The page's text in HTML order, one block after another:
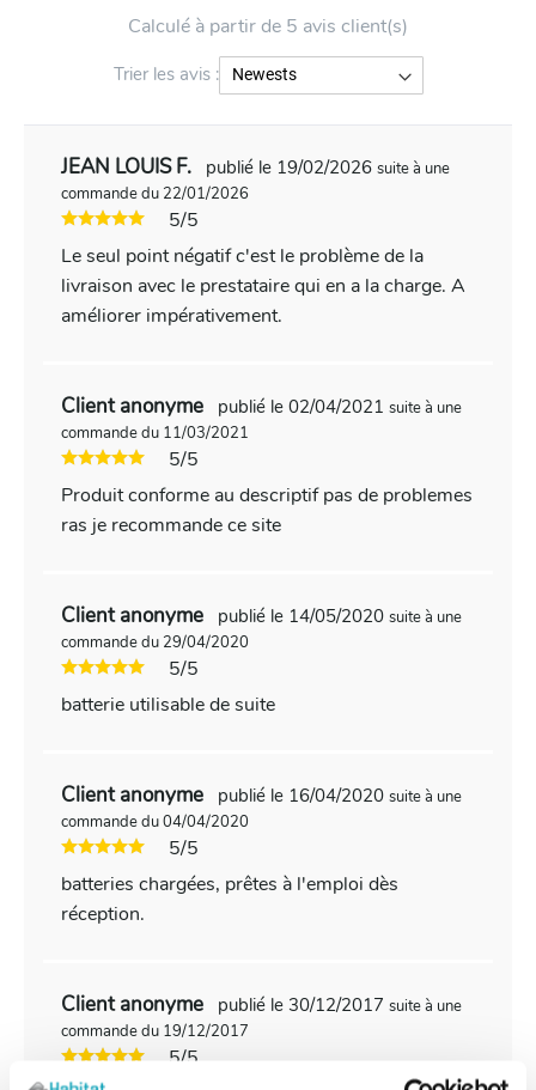
Calculé à partir de 5 avis client(s)
Trier les avis :
JEAN LOUIS F. publié le 19/02/2026 suite à une
commande du 22/01/2026
5/5
Le seul point négatif c'est le problème de la
livraison avec le prestataire qui en a la charge. A
améliorer impérativement.
Client anonyme publié le 02/04/2021 suite à une
commande du 11/03/2021
5/5
Produit conforme au descriptif pas de problemes
ras je recommande ce site
Client anonyme publié le 14/05/2020 suite à une
commande du 29/04/2020
5/5
batterie utilisable de suite
Client anonyme publié le 16/04/2020 suite à une
commande du 04/04/2020
5/5
batteries chargées, prêtes à l'emploi dès
réception.
Client anonyme publié le 30/12/2017 suite à une
commande du 19/12/2017
5/5